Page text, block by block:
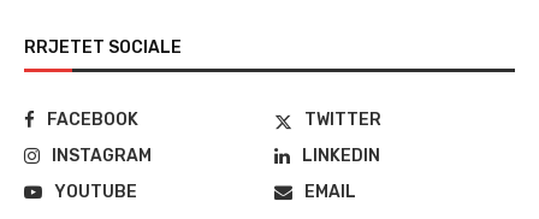
RRJETET SOCIALE
FACEBOOK
TWITTER
INSTAGRAM
LINKEDIN
YOUTUBE
EMAIL